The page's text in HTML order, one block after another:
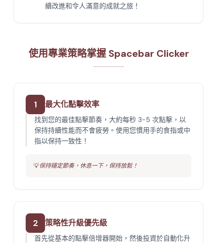
續改進和令人滿意的成就之旅！
使用專業策略掌握 Spacebar Clicker
1 最大化點擊效率
找到您的最佳點擊節奏，大約每秒 3-5 次點擊，以
保持持續性能而不會疲勞。使用您慣用手的食指或中
指以保持一致性！
💡保持穩定節奏，休息一下，保持放鬆！
2 策略性升級優先級
首先從基本的點擊倍增器開始，然後投資於自動化升